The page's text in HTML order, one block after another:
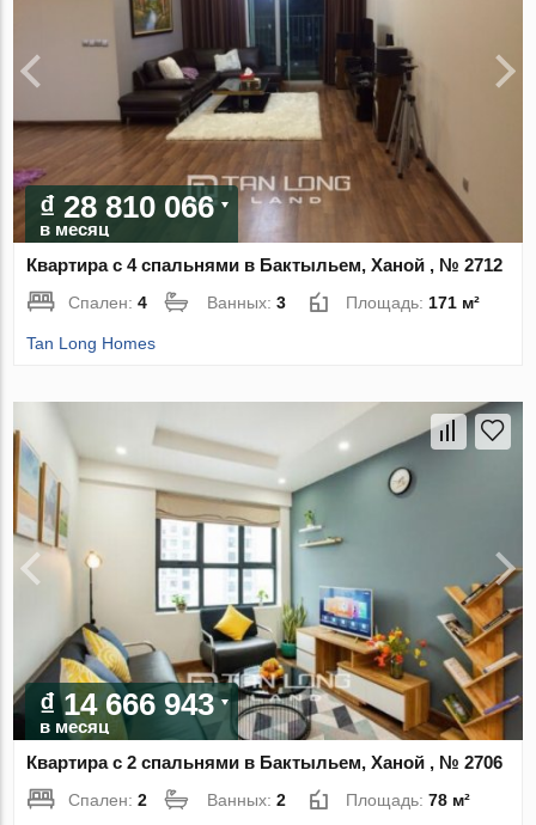
₫ 28 810 066
в месяц
Квартира с 4 спальнями в Бактыльем, Ханой , № 2712
Спален:4 Ванных:3 Площадь: 171 м²
Tan Long Homes
₫ 14 666 943
в месяц
Квартира с 2 спальнями в Бактыльем, Ханой , № 2706
Спален:2 Ванных:2 Площадь:78 м²